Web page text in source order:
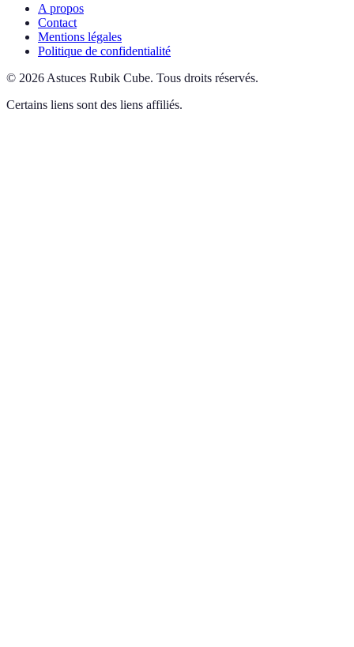
A propos
Contact
Mentions légales
Politique de confidentialité
© 2026 Astuces Rubik Cube. Tous droits réservés.
Certains liens sont des liens affiliés.